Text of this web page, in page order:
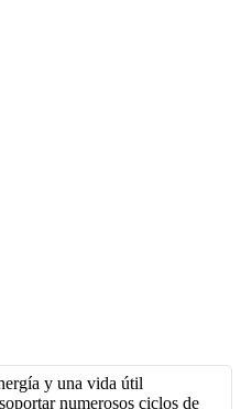
y una vida útil
numerosos ciclos de